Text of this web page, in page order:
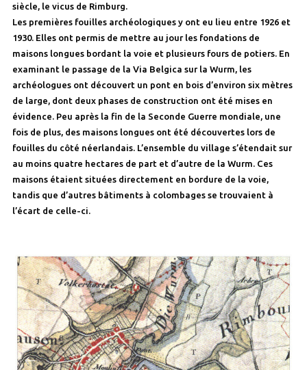
siècle, le vicus de Rimburg.
Les premières fouilles archéologiques y ont eu lieu entre 1926 et
1930. Elles ont permis de mettre au jour les fondations de
maisons longues bordant la voie et plusieurs fours de potiers. En
examinant le passage de la Via Belgica sur la Wurm, les
archéologues ont découvert un pont en bois d’environ six mètres
de large, dont deux phases de construction ont été mises en
évidence. Peu après la fin de la Seconde Guerre mondiale, une
fois de plus, des maisons longues ont été découvertes lors de
fouilles du côté néerlandais. L’ensemble du village s’étendait sur
au moins quatre hectares de part et d’autre de la Wurm. Ces
maisons étaient situées directement en bordure de la voie,
tandis que d’autres bâtiments à colombages se trouvaient à
l’écart de celle-ci.